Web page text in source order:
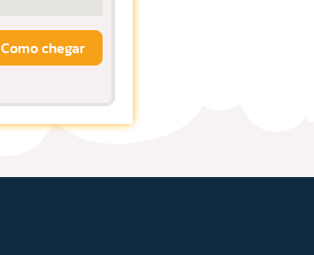
Como chegar